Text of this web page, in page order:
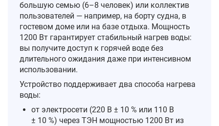
большую семью (6–8 человек) или коллектив
пользователей — например, на борту судна, в
гостевом доме или на базе отдыха. Мощность
1200 Вт гарантирует стабильный нагрев воды:
вы получите доступ к горячей воде без
длительного ожидания даже при интенсивном
использовании.
Устройство поддерживает два способа нагрева
воды:
от электросети (220 В ± 10 % или 110 В
± 10 %) через ТЭН мощностью 1200 Вт из